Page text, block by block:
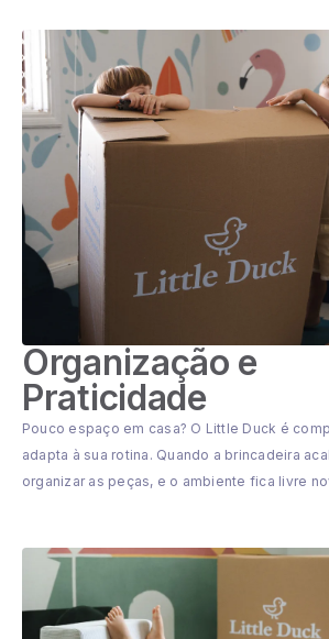
Organização e
Praticidade
Pouco espaço em casa? O Little Duck é
adapta à sua rotina. Quando a brincadeira
organizar as peças, e o ambiente fica livre